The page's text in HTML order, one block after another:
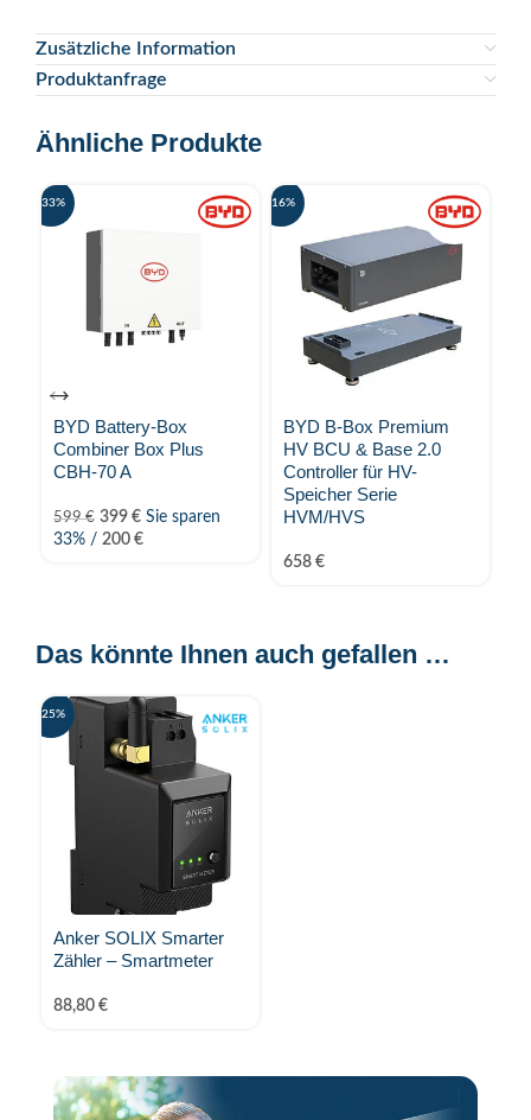
Zusätzliche Information
Produktanfrage
Ähnliche Produkte
-33%
BYD Battery-Box
Combiner Box Plus
CBH-70 A
599€ 399 € Sie sparen
33% / 200 €
-16%
BYD B-Box Premium
HV BCU & Base 2.0
Controller für HV-
Speicher Serie
HVM/HVS
658 €
Das könnte Ihnen auch gefallen …
-25%
Anker SOLIX Smarter
Zähler – Smartmeter
88,80 €